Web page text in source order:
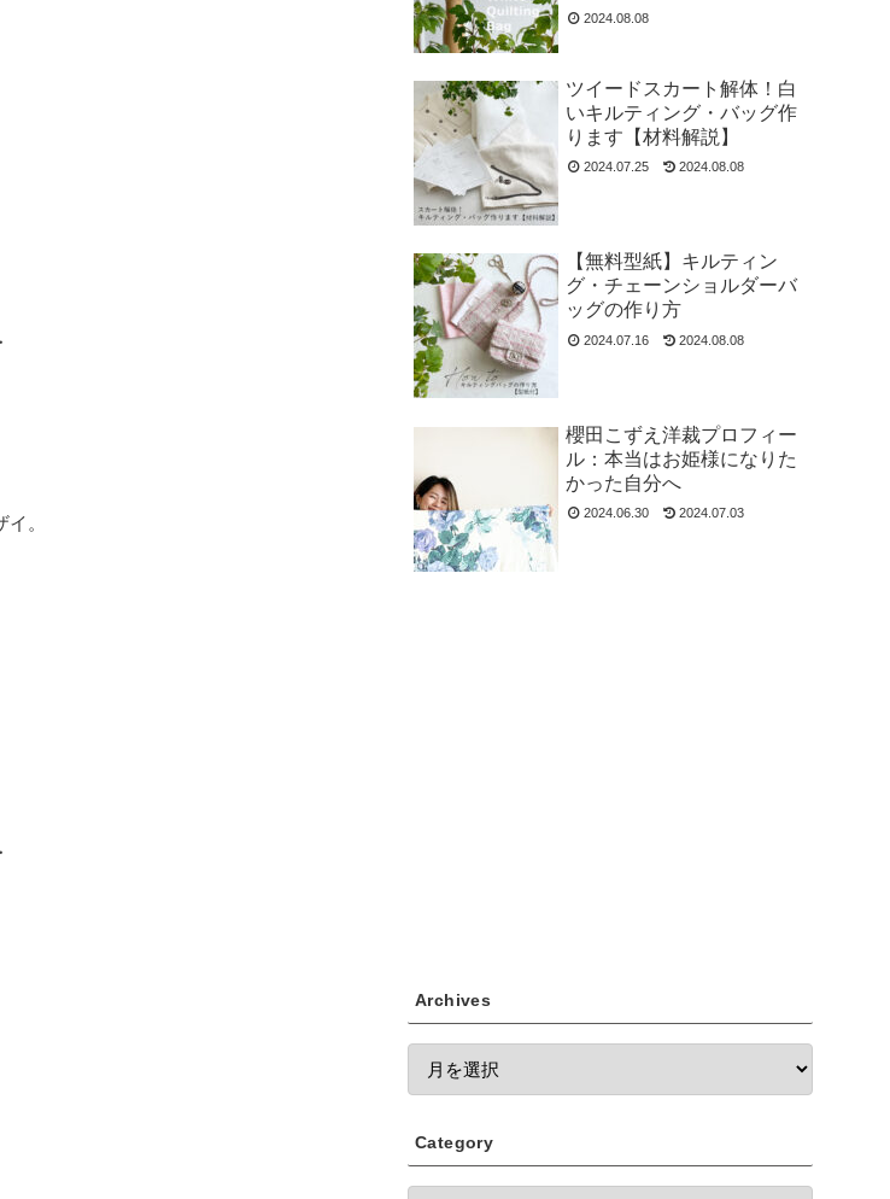
。
2024.08.08
ツイードスカート解体！白
いキルティング・バッグ作
ります【材料解説】
2024.07.25 2024.08.08
【無料型紙】キルティン
グ・チェーンショルダーバ
ッグの作り方
2024.07.16 2024.08.08
櫻田こずえ洋裁プロフィー
ル：本当はお姫様になりた
かった自分へ
2024.06.30 2024.07.03
Archives
Category